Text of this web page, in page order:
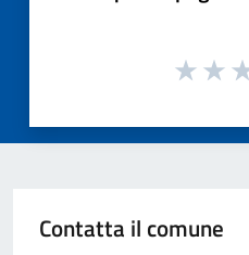
Contatta il comune